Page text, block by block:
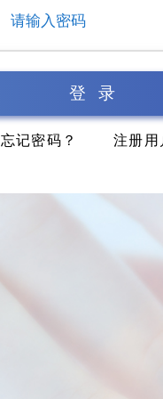
忘记密码？ 注册用